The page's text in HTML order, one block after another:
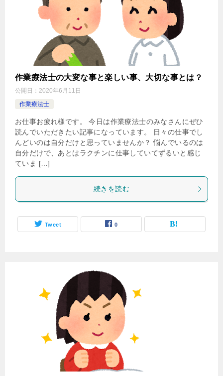
作業療法士の大変な事と楽しい事、大切な事とは？
公開日： 2020年6月11日
作業療法士
お仕事お疲れ様です。 今日は作業療法士のみなさんにぜひ
読んでいただきたい記事になっています。 日々の仕事でし
んどいのは自分だけと思っていませんか？ 悩んでいるのは
自分だけで、あとはラクチンに仕事していてずるいと感じ
ていま […]
続きを読む
Tweet 0